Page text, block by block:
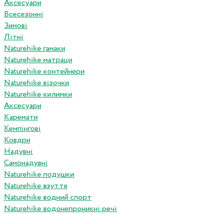
Аксесуари
Всесезонні
Зимові
Літні
Naturehike гамаки
Naturehike матраци
Naturehike контейнери
Naturehike візочки
Naturehike килимки
Аксесуари
Каремати
Кемпінгові
Ковдри
Надувні
Самонадувні
Naturehike подушки
Naturehike взуття
Naturehike водний спорт
Naturehike водонепроникні речі